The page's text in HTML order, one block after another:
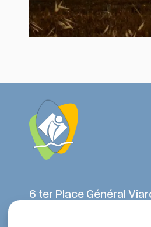
6 ter Place Général